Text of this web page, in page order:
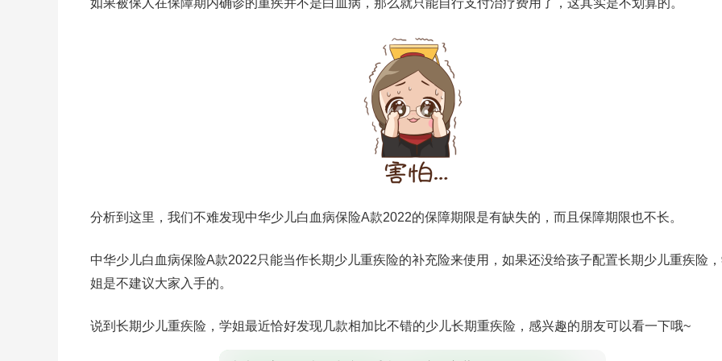
如果被保人在保障期内确诊的重疾并不是白血病，那么就只能自行支付治疗费用了，这其实是不划算的。
分析到这里，我们不难发现中华少儿白血病保险A款2022的保障期限是有缺失的，而且保障期限也不长。
中华少儿白血病保险A款2022只能当作长期少儿重疾险的补充险来使用，如果还没给孩子配置长期少儿重疾险
姐是不建议大家入手的。
说到长期少儿重疾险，学姐最近恰好发现几款相加比不错的少儿长期重疾险，感兴趣的朋友可以看一下哦~